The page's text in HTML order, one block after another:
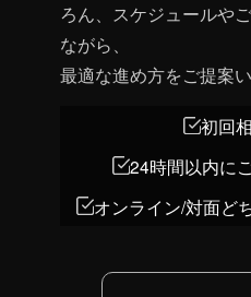
ろん、スケジュールや
ながら、
最適な進め方をご提案い
初回
24時間以内に
オンライン/対面ど